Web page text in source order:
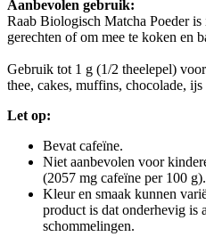
Aanbevolen gebruik:
Raab Biologisch Matcha Poeder
gerechten of om mee te koken en
Gebruik tot 1 g (1/2 theelepel)
thee, cakes, muffins, chocolade, ijs
Let op:
Bevat cafeïne.
Niet aanbevolen voor
(2057 mg cafeïne per 100 g).
Kleur en smaak kunnen
product is dat onderhevig is
schommelingen.